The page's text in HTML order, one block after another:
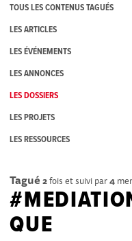
TOUS LES CONTENUS TAGUÉS
LES ARTICLES
LES ÉVÉNEMENTS
LES ANNONCES
LES DOSSIERS
LES PROJETS
LES RESSOURCES
Tagué 2fois et suivi par4
QUE